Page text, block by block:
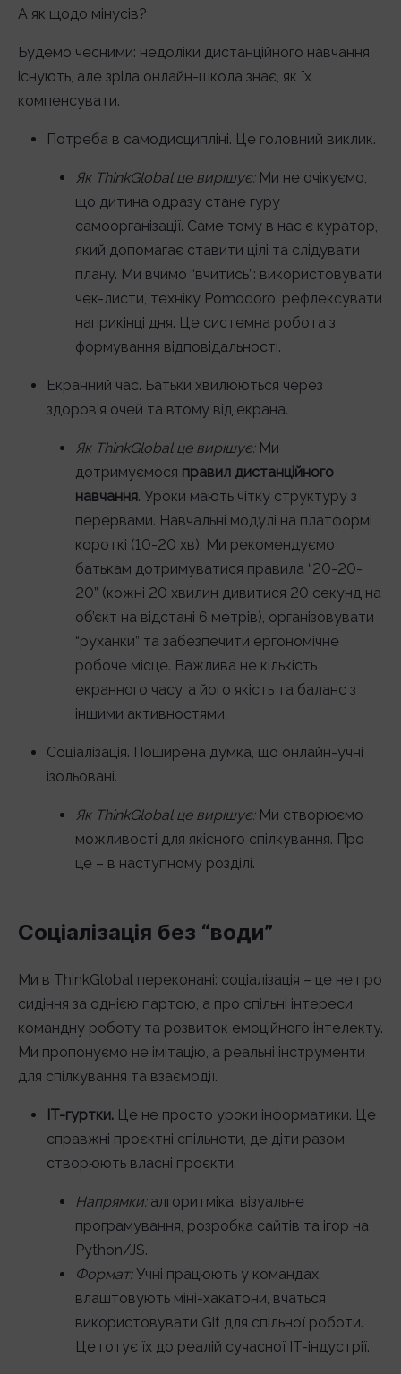
А як щодо мінусів?
Будемо чесними: недоліки дистанційного навчання
існують, але зріла онлайн-школа знає, як їх
компенсувати.
Потреба в самодисципліні. Це головний виклик.
Як ThinkGlobal це вирішує:Ми не очікуємо,
що дитина одразу стане гуру
самоорганізації. Саме тому в нас є куратор,
який допомагає ставити цілі та слідувати
плану. Ми вчимо “вчитись”: використовувати
чек-листи, техніку Pomodoro, рефлексувати
наприкінці дня. Це системна робота з
формування відповідальності.
Екранний час. Батьки хвилюються через
здоров’я очей та втому від екрана.
Як ThinkGlobal це вирішує:Ми
дотримуємося правил дистанційного
навчання. Уроки мають чітку структуру з
перервами. Навчальні модулі на платформі
короткі (10-20 хв). Ми рекомендуємо
батькам дотримуватися правила “20-20-
20” (кожні 20 хвилин дивитися 20 секунд на
об’єкт на відстані 6 метрів), організовувати
“руханки” та забезпечити ергономічне
робоче місце. Важлива не кількість
екранного часу, а його якість та баланс з
іншими активностями.
Соціалізація. Поширена думка, що онлайн-учні
ізольовані.
Як ThinkGlobal це вирішує:Ми створюємо
можливості для якісного спілкування. Про
це – в наступному розділі.
Соціалізація без “води”
Ми в ThinkGlobal переконані: соціалізація – це не про
сидіння за однією партою, а про спільні інтереси,
командну роботу та розвиток емоційного інтелекту.
Ми пропонуємо не імітацію, а реальні інструменти
для спілкування та взаємодії.
ІТ-гуртки. Це не просто уроки інформатики. Це
справжні проєктні спільноти, де діти разом
створюють власні проєкти.
Напрямки:алгоритміка, візуальне
програмування, розробка сайтів та ігор на
Python/JS.
Формат:Учні працюють у командах,
влаштовують міні-хакатони, вчаться
використовувати Git для спільної роботи.
Це готує їх до реалій сучасної ІТ-індустрії.